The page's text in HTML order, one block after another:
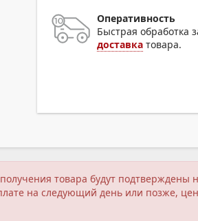
Оперативность
Быстрая обработка
доставка товара.
товара будут подтверждены
на следующий день или позже,